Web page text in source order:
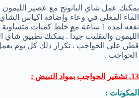
يمكنك عمل شاي البانونج مع عصير
الماء المغلي في وعاء وإضافة اكياس الشاي
نقعه لمدة 1 ساعة مع خلط كميات
الليمون والتقليب جيداً . يمكنك تطبيق شاي
قطن علي الحواجب . تكرار ذلك كل يوم
الحواجب .
13. تشقير الحواجب بمواد التبيض :
المكونات :